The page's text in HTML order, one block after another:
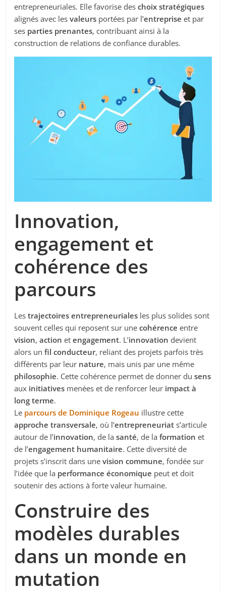
entrepreneuriales. Elle favorise deschoix stratégiques
alignés avec lesvaleurs portées par l’entreprise et par
ses parties prenantes, contribuant ainsi à la
construction de relations de confiance durables.
Innovation,
engagement et
cohérence des
parcours
Lestrajectoires entrepreneuriales les plus solides sont
souvent celles qui reposent sur unecohérence entre
vision,action etengagement. L’innovation devient
alors unfil conducteur, reliant des projets parfois très
différents par leur nature, mais unis par une même
philosophie. Cette cohérence permet de donner dusens
aux initiatives menées et de renforcer leur impact à
long terme.
Le parcours de Dominique Rogeau illustre cette
approche transversale, où l’entrepreneuriat s’articule
autour de l’innovation, de lasanté, de laformation et
de l’engagement humanitaire. Cette diversité de
projets s’inscrit dans unevision commune, fondée sur
l’idée que la performance économique peut et doit
soutenir des actions à forte valeur humaine.
Construire des
modèles durables
dans un monde en
mutation